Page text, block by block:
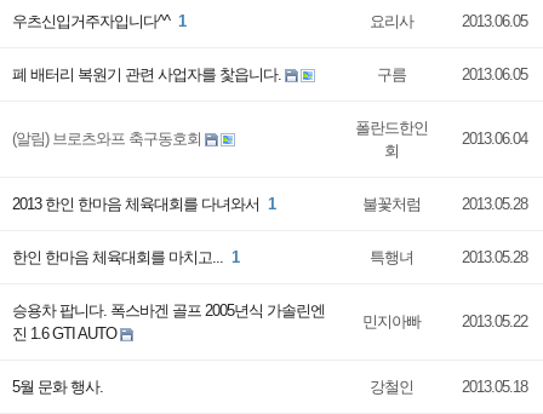
우츠신입거주자입니다^^ 1 요리사 2013.06.05
폐 배터리 복원기 관련 사업자를 찿읍니다. 구름 2013.06.05
(알림) 브로츠와프 축구동호회
폴란드한인
회
2013.06.04
2013 한인 한마음 체육대회를 다녀와서 1 불꽃처럼 2013.05.28
한인 한마음 체육대회를 마치고... 1 특행녀 2013.05.28
승용차 팝니다. 폭스바겐 골프 2005년식 가솔린엔
진 1.6 GTI AUTO
민지아빠 2013.05.22
5월 문화 행사. 강철인 2013.05.18